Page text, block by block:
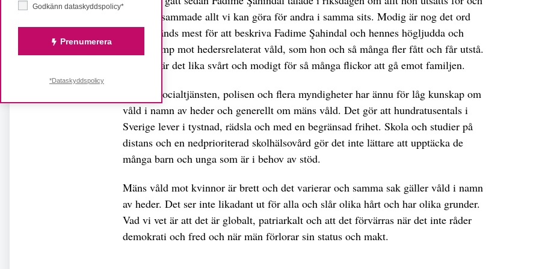
uppmärksammade allt vi kan göra för andra i samma sits. Modig är nog det ord
som används mest för att beskriva Fadime Şahindal och hennes högljudda och
ärliga kamp mot hedersrelaterat våld, som hon och så många fler fått och får utstå.
Än idag är det lika svårt och modigt för så många flickor att gå emot familjen.
Skolan, socialtjänsten, polisen och flera myndigheter har ännu för låg kunskap om
våld i namn av heder och generellt om mäns våld. Det gör att hundratusentals i
Sverige lever i tystnad, rädsla och med en begränsad frihet. Skola och studier på
distans och en nedprioriterad skolhälsovård gör det inte lättare att upptäcka de
många barn och unga som är i behov av stöd.
Mäns våld mot kvinnor är brett och det varierar och samma sak gäller våld i namn
av heder. Det ser inte likadant ut för alla och slår olika hårt och har olika grunder.
Vad vi vet är att det är globalt, patriarkalt och att det förvärras när det inte råder
demokrati och fred och när män förlorar sin status och makt.
Godkänn dataskyddspolicy*
Prenumerera
*Dataskyddspolicy